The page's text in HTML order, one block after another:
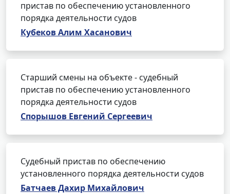
пристав по обеспечению установленного
порядка деятельности судов
Кубеков Алим Хасанович
Старший смены на объекте - судебный
пристав по обеспечению установленного
порядка деятельности судов
Спорышов Евгений Сергеевич
Судебный пристав по обеспечению
установленного порядка деятельности судов
Батчаев Дахир Михайлович